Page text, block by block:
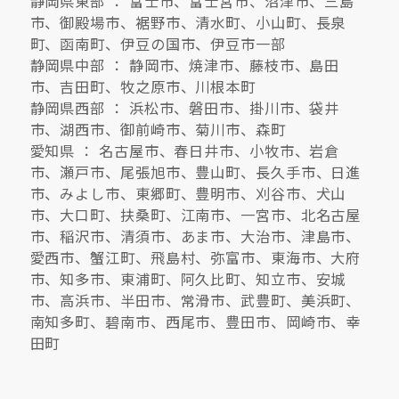
市、御殿場市、裾野市、清水町、小山町、長泉
町、函南町、伊豆の国市、伊豆市一部
静岡県中部 ： 静岡市、焼津市、藤枝市、島田
市、吉田町、牧之原市、川根本町
静岡県西部 ： 浜松市、磐田市、掛川市、袋井
市、湖西市、御前崎市、菊川市、森町
愛知県 ： 名古屋市、春日井市、小牧市、岩倉
市、瀬戸市、尾張旭市、豊山町、長久手市、日進
市、みよし市、東郷町、豊明市、刈谷市、犬山
市、大口町、扶桑町、江南市、一宮市、北名古屋
市、稲沢市、清須市、あま市、大治市、津島市、
愛西市、蟹江町、飛島村、弥富市、東海市、大府
市、知多市、東浦町、阿久比町、知立市、安城
市、高浜市、半田市、常滑市、武豊町、美浜町、
南知多町、碧南市、西尾市、豊田市、岡崎市、幸
田町